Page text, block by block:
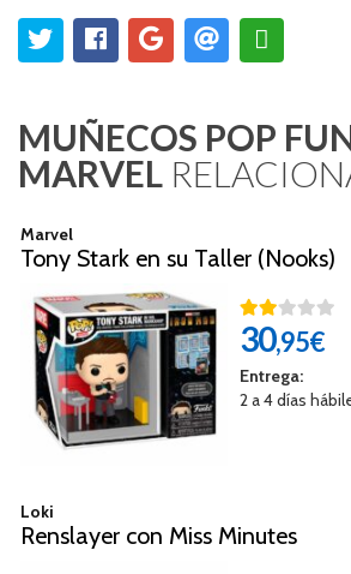
MUÑECOS POP
MARVEL
Marvel
Tony Stark en su Taller (Nooks)
30,95€
Entrega:
2 a 4 días
Loki
Renslayer con Miss Minutes